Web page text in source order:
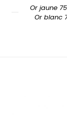
Or jaune
Or blanc